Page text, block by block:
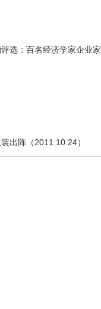
选：百名经济学家企业家
出阵（2011.10.24）